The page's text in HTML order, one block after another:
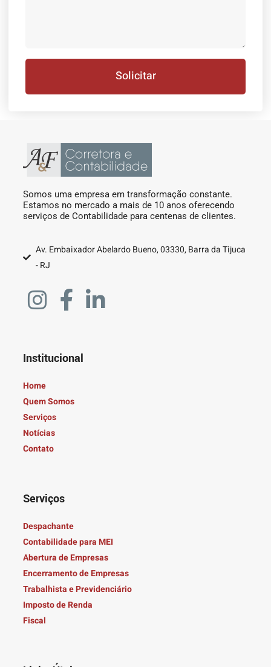
Solicitar
Somos uma empresa em transformação constante.
Estamos no mercado a mais de 10 anos oferecendo
serviços de Contabilidade para centenas de clientes.
Av. Embaixador Abelardo Bueno, 03330, Barra da Tijuca
- RJ
Institucional
Home
Quem Somos
Serviços
Notícias
Contato
Serviços
Despachante
Contabilidade para MEI
Abertura de Empresas
Encerramento de Empresas
Trabalhista e Previdenciário
Imposto de Renda
Fiscal